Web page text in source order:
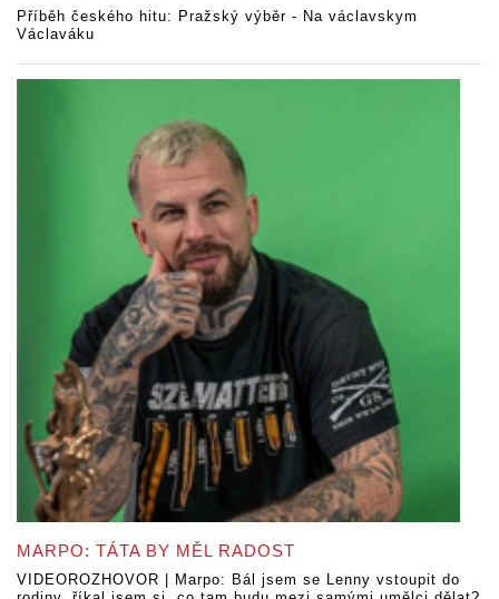
Příběh českého hitu: Pražský výběr - Na václavskym
Václaváku
MARPO: TÁTA BY MĚL RADOST
VIDEOROZHOVOR | Marpo: Bál jsem se Lenny vstoupit do